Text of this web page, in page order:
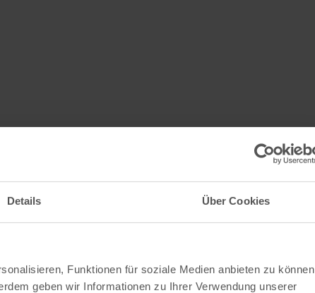
Details Über Cookies
Funktionen für soziale Medien anbieten zu können
geben wir Informationen zu Ihrer Verwendung unserer